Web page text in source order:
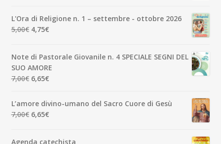
era:
3,50€.
è:
3,33€.
L'Ora di Religione n. 1 – settembre - ottobre 2026
5,00€ Il
era:
5,00€.
4,75€Il
è:
4,75€.
Note di Pastorale Giovanile n. 4 SPECIALE SEGNI DEL
SUO AMORE
7,00€ Il
originale
era:
6,65€Il
attuale
è:
L’amore divino-umano del Sacro Cuore di Gesù
7,00€ Il
6,65€Il
Agenda catechista